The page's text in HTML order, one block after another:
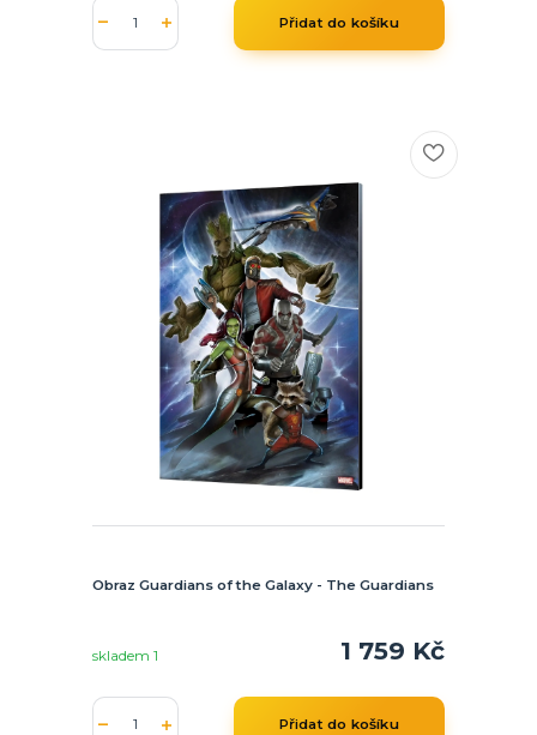
Přidat do košíku
Obraz Guardians of the Galaxy - The Guardians
1 759 Kč
skladem 1
Přidat do košíku